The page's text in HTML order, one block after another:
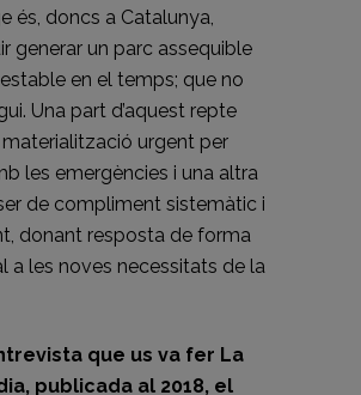
és, doncs a Catalunya,
generar un parc assequible
en el temps; que no
Una part d’aquest repte
urgent per
les emergències i una altra
de compliment sistemàtic i
donant resposta de forma
a les noves necessitats de la
que us va fer La
publicada al 2018, el